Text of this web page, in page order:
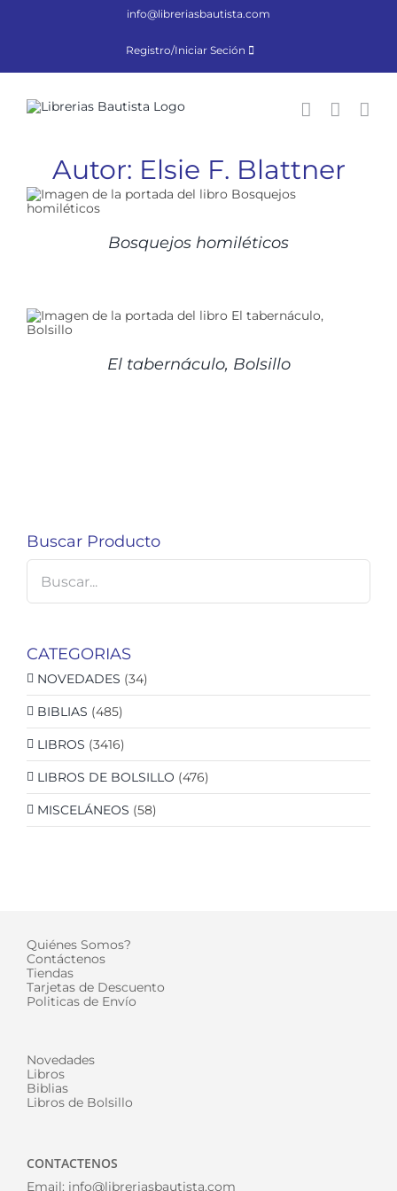
info@libreriasbautista.com
Registro/Iniciar Seción
Autor: Elsie F. Blattner
Bosquejos homiléticos
El tabernáculo, Bolsillo
Buscar Producto
CATEGORIAS
NOVEDADES (34)
BIBLIAS (485)
LIBROS (3416)
LIBROS DE BOLSILLO (476)
MISCELÁNEOS (58)
Quiénes Somos?
Contáctenos
Tiendas
Tarjetas de Descuento
Politicas de Envío
Novedades
Libros
Biblias
Libros de Bolsillo
CONTACTENOS
Email: info@libreriasbautista.com